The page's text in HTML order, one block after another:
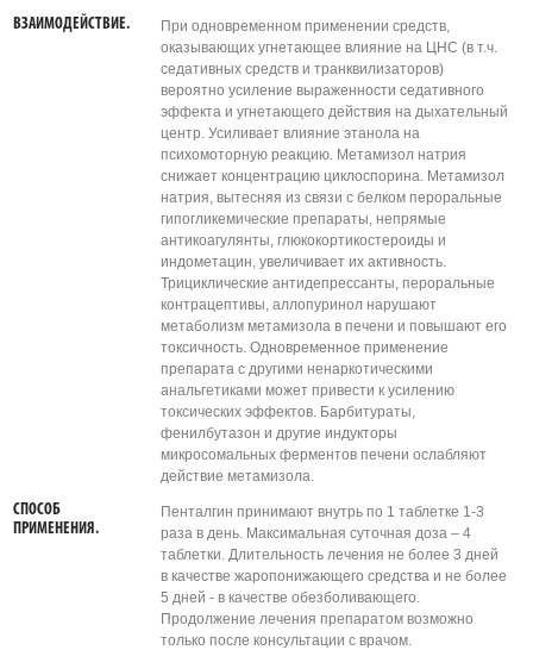
ВЗАИМОДЕЙСТВИЕ.
При одновременном применении средств,
оказывающих угнетающее влияние на ЦНС (в т.ч.
седативных средств и транквилизаторов)
вероятно усиление выраженности седативного
эффекта и угнетающего действия на дыхательный
центр. Усиливает влияние этанола на
психомоторную реакцию. Метамизол натрия
снижает концентрацию циклоспорина. Метамизол
натрия, вытесняя из связи с белком пероральные
гипогликемические препараты, непрямые
антикоагулянты, глюкокортикостероиды и
индометацин, увеличивает их активность.
Трициклические антидепрессанты, пероральные
контрацептивы, аллопуринол нарушают
метаболизм метамизола в печени и повышают его
токсичность. Одновременное применение
препарата с другими ненаркотическими
анальгетиками может привести к усилению
токсических эффектов. Барбитураты,
фенилбутазон и другие индукторы
микросомальных ферментов печени ослабляют
действие метамизола.
СПОСОБ
ПРИМЕНЕНИЯ.
Пенталгин принимают внутрь по 1 таблетке 1-3
раза в день. Максимальная суточная доза – 4
таблетки. Длительность лечения не более 3 дней
в качестве жаропонижающего средства и не более
5 дней - в качестве обезболивающего.
Продолжение лечения препаратом возможно
только после консультации с врачом.